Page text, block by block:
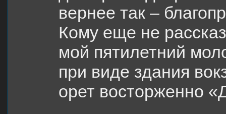
вернее так –
Кому еще не
мой пятилетний
при виде здания
орет восторженно